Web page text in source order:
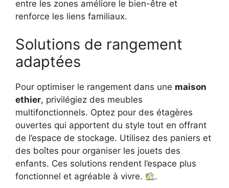
entre les zones améliore le bien-être et
renforce les liens familiaux.
Solutions de rangement
adaptées
Pour optimiser le rangement dans une maison
ethier, privilégiez des meubles
multifonctionnels. Optez pour des étagères
ouvertes qui apportent du style tout en offrant
de l’espace de stockage. Utilisez des paniers et
des boîtes pour organiser les jouets des
enfants. Ces solutions rendent l’espace plus
fonctionnel et agréable à vivre.
.